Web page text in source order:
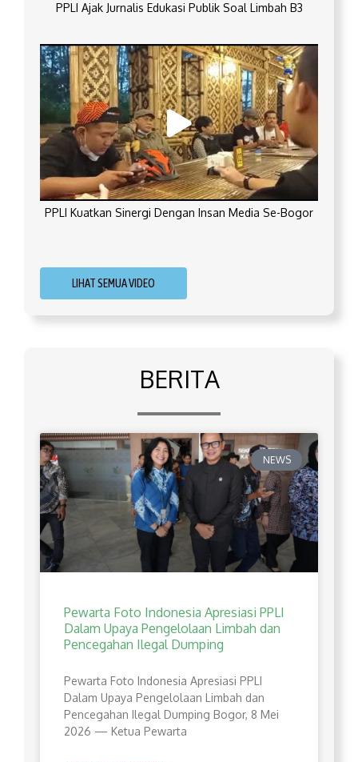
PPLI Ajak Jurnalis Edukasi Publik Soal Limbah B3
PPLI Kuatkan Sinergi Dengan Insan Media Se-Bogor
LIHAT SEMUA VIDEO
BERITA
NEWS
Pewarta Foto Indonesia Apresiasi PPLI
Dalam Upaya Pengelolaan Limbah dan
Pencegahan Ilegal Dumping
Pewarta Foto Indonesia Apresiasi PPLI
Dalam Upaya Pengelolaan Limbah dan
Pencegahan Ilegal Dumping Bogor, 8 Mei
2026 — Ketua Pewarta